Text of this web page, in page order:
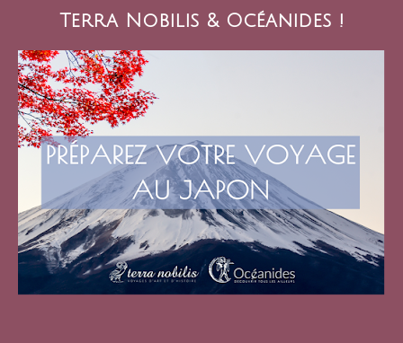
Terra Nobilis & Océanides !